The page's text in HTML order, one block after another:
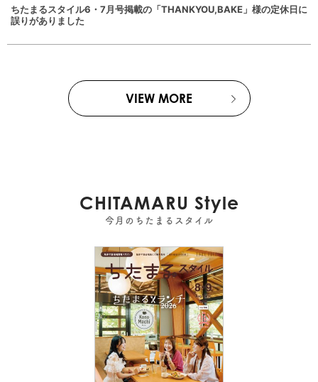
ちたまるスタイル6・7月号掲載の「THANKYOU,BAKE」様の定休日に
誤りがありました
VIEW MORE
CHITAMARU Style
今月のちたまるスタイル